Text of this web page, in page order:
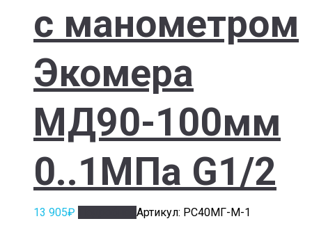
с манометром
Экомера
МД90-100мм
0..1МПа G1/2
13 905₽ Артикул: РС40МГ-М-1